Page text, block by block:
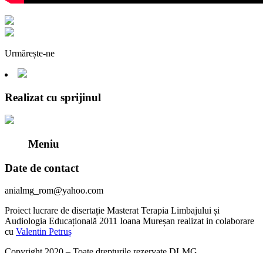
Urmărește-ne
Realizat cu sprijinul
Meniu
Date de contact
anialmg_rom@yahoo.com
Proiect lucrare de disertație Masterat Terapia Limbajului și
Audiologia Educațională 2011 Ioana Mureșan realizat in colaborare
cu Valentin Petruș